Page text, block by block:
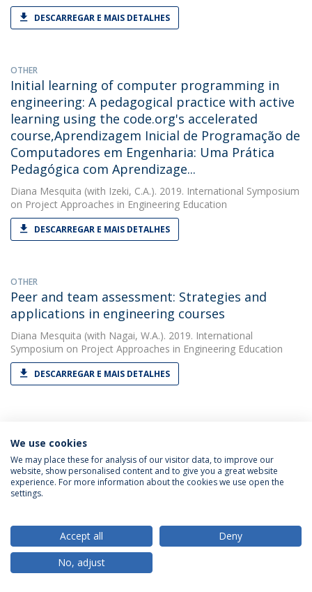
DESCARREGAR E MAIS DETALHES
OTHER
Initial learning of computer programming in
engineering: A pedagogical practice with active
learning using the code.org's accelerated
course,Aprendizagem Inicial de Programação de
Computadores em Engenharia: Uma Prática
Pedagógica com Aprendizage...
Diana Mesquita (with Izeki, C.A.). 2019. International Symposium
on Project Approaches in Engineering Education
DESCARREGAR E MAIS DETALHES
OTHER
Peer and team assessment: Strategies and
applications in engineering courses
Diana Mesquita (with Nagai, W.A.). 2019. International
Symposium on Project Approaches in Engineering Education
DESCARREGAR E MAIS DETALHES
Teachers' and students' perspectives about
curriculum development in engineering
education: Implications for academic work
Diana Mesquita
Entrepreneurship for Engineering Education Excellence
DESCARREGAR E MAIS DETALHES
We use cookies
We may place these for analysis of our visitor data, to improve our
website, show personalised content and to give you a great website
experience. For more information about the cookies we use open the
settings.
Accept all
Deny
No, adjust